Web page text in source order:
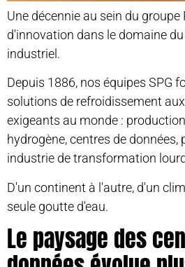
Une décennie au sein du groupe
d'innovation dans le domaine
industriel.
Depuis 1886, nos équipes SPG
solutions de refroidissement
exigeants au monde :
hydrogène, centres de données,
industrie de transformation
D'un continent à l'autre, d'un
seule goutte d'eau.
Le paysage des